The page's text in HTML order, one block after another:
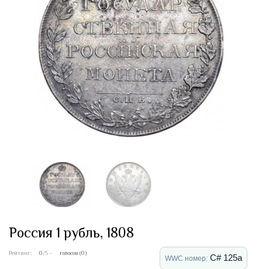
Россия 1 рубль, 1808
Рейтинг: 0/5 - голосов (0)
WWC номер: C# 125a